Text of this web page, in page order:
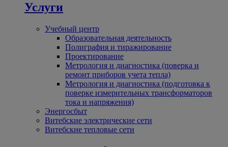
Услуги
Учебный центр
Образовательная деятельность
Полиграфия и тиражирование
Проектирование
Метрология и диагностика (поверка и
ремонт приборов учета тепла)
Метрология и диагностика (подготовка к
поверке измерительных трансформаторов
тока и напряжения)
Энергосбыт
Витебские электрические сети
Витебские тепловые сети